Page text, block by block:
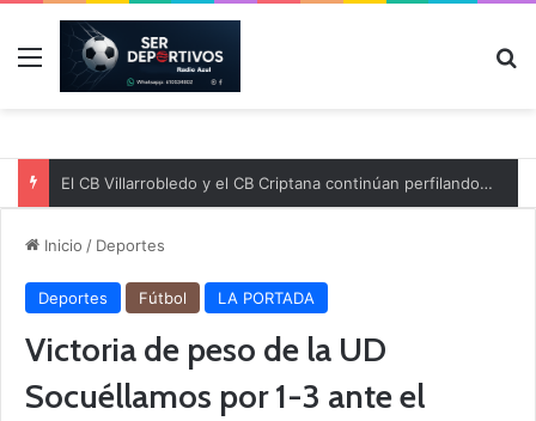
Menú
El CB Villarrobledo y el CB Criptana continúan perfilando sus plantillas
Inicio / Deportes
Deportes Fútbol LA PORTADA
Victoria de peso de la UD
Socuéllamos por 1-3 ante el